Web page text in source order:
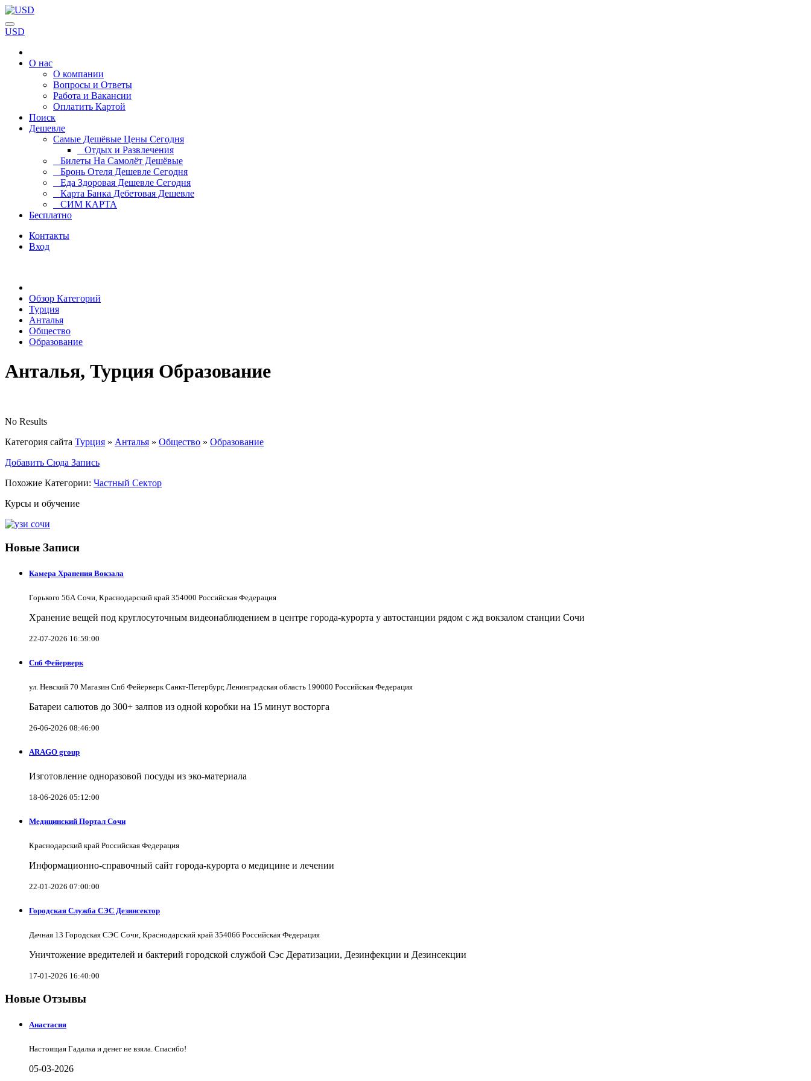
USD
О нас
О компании
Вопросы и Ответы
Работа и Вакансии
Оплатить Картой
Поиск
Дешевле
Самые Дешёвые Цены Сегодня
Отдых и Развлечения
Билеты На Самолёт Дешёвые
Бронь Отеля Дешевле Сегодня
Еда Здоровая Дешевле Сегодня
Карта Банка Дебетовая Дешевле
СИМ КАРТА
Бесплатно
Контакты
Вход
Обзор Категорий
Турция
Анталья
Общество
Образование
Анталья, Турция Образование
No Results
Категория сайта Турция » Анталья » Общество » Образование
Добавить Сюда Запись
Похожие Категории: Частный Сектор
Курсы и обучение
Новые Записи
Камера Хранения Вокзала
Горького 56А Сочи, Краснодарский край 354000 Российская Федерация
Хранение вещей под круглосуточным видеонаблюдением в центре города-курорта у автостанции рядом с жд вокзалом станции Сочи
22-07-2026 16:59:00
Спб Фейерверк
ул. Невский 70 Магазин Спб Фейерверк Санкт-Петербург, Ленинградская область 190000 Российская Федерация
Батареи салютов до 300+ залпов из одной коробки на 15 минут восторга
26-06-2026 08:46:00
ARAGO group
Изготовление одноразовой посуды из эко-материала
18-06-2026 05:12:00
Медицинский Портал Сочи
Краснодарский край Российская Федерация
Информационно-справочный сайт города-курорта о медицине и лечении
22-01-2026 07:00:00
Городская Служба СЭС Дезинсектор
Дачная 13 Городская СЭС Сочи, Краснодарский край 354066 Российская Федерация
Уничтожение вредителей и бактерий городской службой Сэс Дератизации, Дезинфекции и Дезинсекции
17-01-2026 16:40:00
Новые Отзывы
Анастасия
Настоящая Гадалка и денег не взяла. Спасибо!
05-03-2026